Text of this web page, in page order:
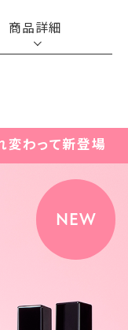
商品詳細
変わって新登場
NEW